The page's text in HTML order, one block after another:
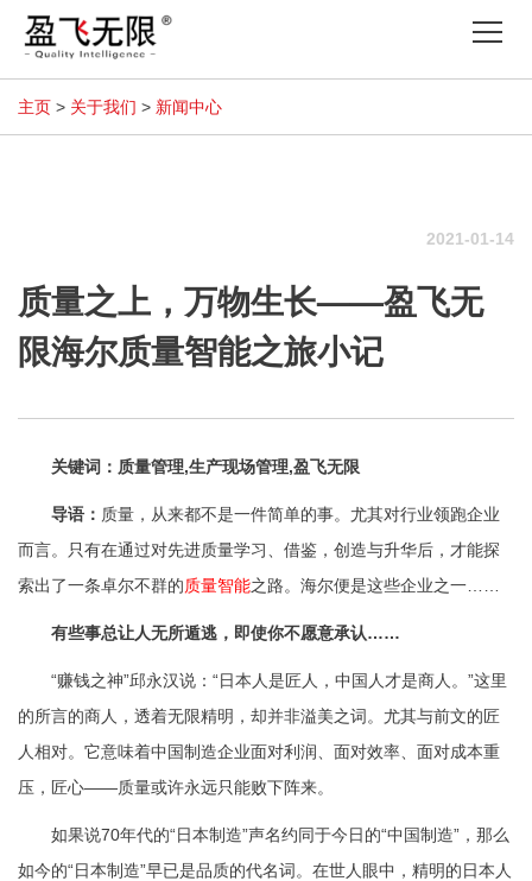
主页 > 关于我们 > 新闻中心
2021-01-14
质量之上，万物生长——盈飞无
限海尔质量智能之旅小记
关键词：质量管理,生产现场管理,盈飞无限
导语： 质量，从来都不是一件简单的事。尤其对行业领跑企业
而言。只有在通过对先进质量学习、借鉴，创造与升华后，才能探
索出了一条卓尔不群的质量智能之路。海尔便是这些企业之一……
有些事总让人无所遁逃，即使你不愿意承认……
“赚钱之神”邱永汉说：“日本人是匠人，中国人才是商人。”这里
的所言的商人，透着无限精明，却并非溢美之词。尤其与前文的匠
人相对。它意味着中国制造企业面对利润、面对效率、面对成本重
压，匠心——质量或许永远只能败下阵来。
如果说70年代的“日本制造”声名约同于今日的“中国制造”，那么
如今的“日本制造”早已是品质的代名词。在世人眼中，精明的日本人